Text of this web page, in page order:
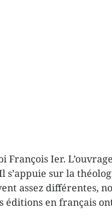
Ier.
s’appuie sur la
assez différentes,
éditions en français